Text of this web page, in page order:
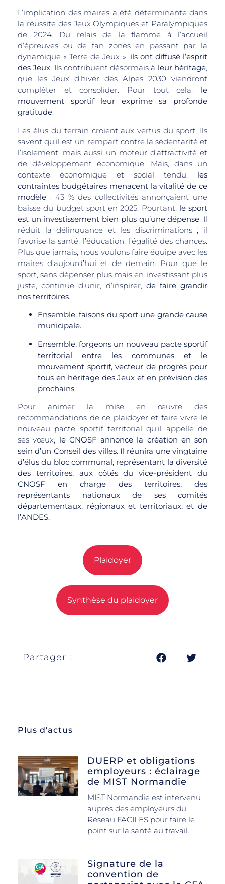
L’implication des maires a été déterminante dans
la réussite des Jeux Olympiques et Paralympiques
de 2024. Du relais de la flamme à l’accueil
d’épreuves ou de fan zones en passant par la
dynamique « Terre de Jeux », ils ont diffusé l’esprit
des Jeux. Ils contribuent désormais à leur héritage,
que les Jeux d’hiver des Alpes 2030 viendront
compléter et consolider. Pour tout cela, le
mouvement sportif leur exprime sa profonde
gratitude.
Les élus du terrain croient aux vertus du sport. Ils
savent qu’il est un rempart contre la sédentarité et
l’isolement, mais aussi un moteur d’attractivité et
de développement économique. Mais, dans un
contexte économique et social tendu, les
contraintes budgétaires menacent la vitalité de ce
modèle : 43 % des collectivités annonçaient une
baisse du budget sport en 2025. Pourtant, le sport
est un investissement bien plus qu’une dépense. Il
réduit la délinquance et les discriminations ; il
favorise la santé, l’éducation, l’égalité des chances.
Plus que jamais, nous voulons faire équipe avec les
maires d’aujourd’hui et de demain. Pour que le
sport, sans dépenser plus mais en investissant plus
juste, continue d’unir, d’inspirer, de faire grandir
nos territoires.
Ensemble, faisons du sport une grande cause
municipale.
Ensemble, forgeons un nouveau pacte sportif
territorial entre les communes et le
mouvement sportif, vecteur de progrès pour
tous en héritage des Jeux et en prévision des
prochains.
Pour animer la mise en œuvre des
recommandations de ce plaidoyer et faire vivre le
nouveau pacte sportif territorial qu’il appelle de
ses vœux, le CNOSF annonce la création en son
sein d’un Conseil des villes. Il réunira une vingtaine
d’élus du bloc communal, représentant la diversité
des territoires, aux côtés du vice-président du
CNOSF en charge des territoires, des
représentants nationaux de ses comités
départementaux, régionaux et territoriaux, et de
l’ANDES.
Plaidoyer
Synthèse du plaidoyer
Partager :
Plus d'actus
DUERP et obligations
employeurs : éclairage
de MIST Normandie
MIST Normandie est intervenu
auprès des employeurs du
Réseau FACILES pour faire le
point sur la santé au travail.
Signature de la
convention de